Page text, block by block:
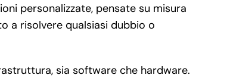
personalizzate, pensate su misura
a risolvere qualsiasi dubbio o
sia software che hardware.